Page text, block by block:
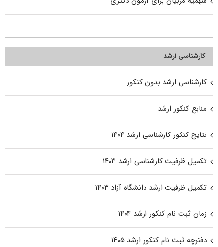
کارشناسی ارشد
کارشناسی ارشد بدون کنکور
منابع کنکور ارشد
نتایج کنکور کارشناسی ارشد ۱۴۰۴
تکمیل ظرفیت کارشناسی ارشد ۱۴۰۳
تکمیل ظرفیت ارشد دانشگاه آزاد ۱۴۰۳
زمان ثبت نام کنکور ارشد ۱۴۰۴
دفترچه ثبت نام کنکور ارشد ۱۴۰۵